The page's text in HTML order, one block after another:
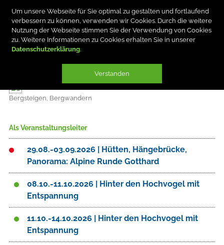
Um unsere Webseite für Sie optimal zu gestalten und fortlaufend
verbessern zu können, verwenden wir Cookies. Durch die weitere
Nutzung der Webseite stimmen Sie der Verwendung von Cookies
zu. Weitere Informationen zu Cookies erhalten Sie in unserer
Datenschutzerklärung
Verstanden
OLAF SCHOO
Bergsteigen, Bergwandern
Als Veranstaltungsleiter
29.08.-03.09.2026 | Hütten, Hängebrücke,
Panorama: Alpine Runde Gotthard
08.10.-11.10.2026 | Hinter den Hochvogel mit
Entspannung
11.10.-14.10.2026 | Hinter den Hochvogel mit
Entspannung